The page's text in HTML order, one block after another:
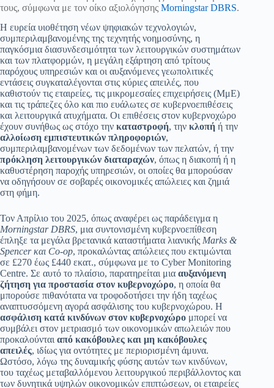
τους, σύμφωνα με τον οίκο αξιολόγησης Morningstar DBRS.
Η ευρεία υιοθέτηση νέων ψηφιακών τεχνολογιών,
συμπεριλαμβανομένης της τεχνητής νοημοσύνης, η
παγκόσμια διασυνδεσιμότητα των λειτουργικών συστημάτων
και των πλατφορμών, η μεγάλη εξάρτηση από τρίτους
παρόχους υπηρεσιών και οι αυξανόμενες γεωπολιτικές
εντάσεις συγκαταλέγονται στις κύριες απειλές, που
καθιστούν τις εταιρείες, τις μικρομεσαίες επιχειρήσεις (ΜμΕ)
και τις τράπεζες όλο και πιο ευάλωτες σε κυβερνοεπιθέσεις
και λειτουργικά ατυχήματα. Οι επιθέσεις στον κυβερνοχώρο
έχουν συνήθως ως στόχο την καταστροφή, την κλοπή ή την
αλλοίωση εμπιστευτικών πληροφοριών,
συμπεριλαμβανομένων των δεδομένων των πελατών, ή την
πρόκληση λειτουργικών διαταραχών, όπως η διακοπή ή η
καθυστέρηση παροχής υπηρεσιών, οι οποίες θα μπορούσαν
να οδηγήσουν σε σοβαρές οικονομικές απώλειες και ζημιά
στη φήμη.
Τον Απρίλιο του 2025, όπως αναφέρει ως παράδειγμα η
Morningstar DBRS, μια συντονισμένη κυβερνοεπίθεση
έπληξε τα μεγάλα βρετανικά καταστήματα λιανικής Marks &
Spencer και Co-op, προκαλώντας απώλειες που εκτιμώνται
σε £270 έως £440 εκατ., σύμφωνα με το Cyber Monitoring
Centre. Σε αυτό το πλαίσιο, παρατηρείται μια αυξανόμενη
ζήτηση για προστασία στον κυβερνοχώρο, η οποία θα
μπορούσε πιθανότατα να τροφοδοτήσει την ήδη ταχέως
αναπτυσσόμενη αγορά ασφάλισης του κυβερνοχώρου. Η
ασφάλιση κατά κινδύνων στον κυβερνοχώρο μπορεί να
συμβάλει στον μετριασμό των οικονομικών απωλειών που
προκαλούνται από κακόβουλες και μη κακόβουλες
απειλές, ιδίως για οντότητες με περιορισμένη άμυνα.
Ωστόσο, λόγω της δυναμικής φύσης αυτών των κινδύνων,
του ταχέως μεταβαλλόμενου λειτουργικού περιβάλλοντος και
των δυνητικά υψηλών οικονομικών επιπτώσεων, οι εταιρείες